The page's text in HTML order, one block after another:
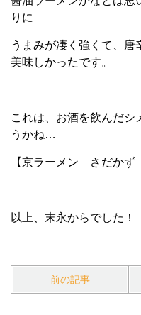
りに
うまみが凄く強くて、唐
美味しかったです。
これは、お酒を飲んだシ
うかね…
【京ラーメン さだかず
以上、末永からでした！
前の記事